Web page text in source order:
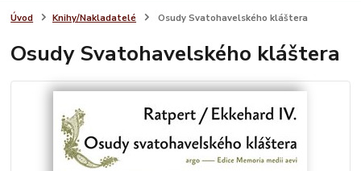
Úvod Knihy/Nakladatelé Osudy Svatohavelského kláštera
Osudy Svatohavelského kláštera